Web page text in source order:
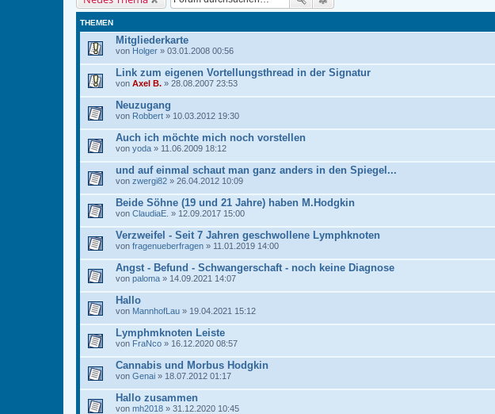
THEMEN
Mitgliederkarte
von Holger » 03.01.2008 00:56
Link zum eigenen Vortellungsthread in der Signatur
von Axel B. » 28.08.2007 23:53
Neuzugang
von Robbert » 10.03.2012 19:30
Auch ich möchte mich noch vorstellen
von yoda » 11.06.2009 18:12
und auf einmal schaut man ganz anders in den Spiegel...
von zwergi82 » 26.04.2012 10:09
Beide Söhne (19 und 21 Jahre) haben M.Hodgkin
von ClaudiaE. » 12.09.2017 15:00
Verzweifel - Seit 7 Jahren geschwollene Lymphknoten
von fragenueberfragen » 11.01.2019 14:00
Angst - Befund - Schwangerschaft - noch keine Diagnose
von paloma » 14.09.2021 14:07
Hallo
von MannhofLau » 19.04.2021 15:12
Lymphmknoten Leiste
von FraNco » 16.12.2020 08:57
Cannabis und Morbus Hodgkin
von Genai » 18.07.2012 01:17
Hallo zusammen
von mh2018 » 31.12.2020 10:45